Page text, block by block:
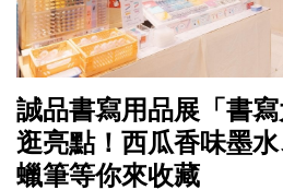
誠品書寫用品展「書
逛亮點！西瓜香味墨
蠟筆等你來收藏